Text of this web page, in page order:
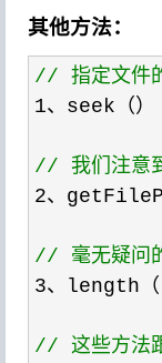
其他方法：
// 指定文件
1、seek（）
// 我们注意
2、
// 毫无疑问
3、length
// 这些方法